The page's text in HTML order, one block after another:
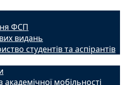
ФСП
видань
студентів та аспірантів
мобільності